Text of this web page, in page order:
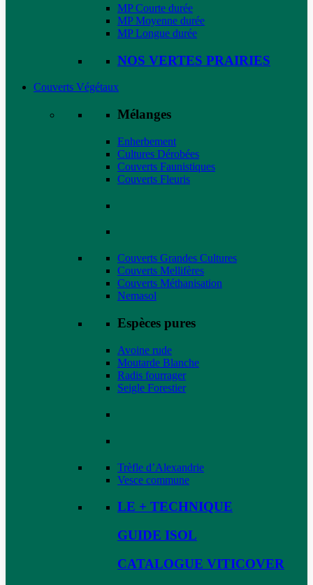
MP Courte durée
MP Moyenne durée
MP Longue durée
NOS VERTES PRAIRIES
Couverts Végétaux
Mélanges
Enherbement
Cultures Dérobées
Couverts Faunistiques
Couverts Fleuris
Couverts Grandes Cultures
Couverts Mellifères
Couverts Méthanisation
Nemasol
Espèces pures
Avoine rude
Moutarde Blanche
Radis fourrager
Seigle Forestier
Trèfle d’Alexandrie
Vesce commune
LE + TECHNIQUE
GUIDE ISOL
CATALOGUE VITICOVER